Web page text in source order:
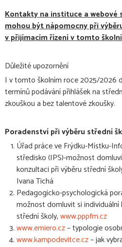
Kontakty na instituce a webové
mohou být nápomocny při
v přijímacím řízení v tomto
Důležité upozornění
I v tomto školním roce 2025/2026
termínů podávání přihlášek na
zkouškou a bez talentové zkoušky.
Poradenství při výběru střední
Úřad práce ve Frýdku-Místku-
středisko (IPS)-možnost
konzultaci při výběru střední
Ivana Tichá
Pedagogicko-psychologická
možnost domluvit si individuální
střední školy,www.pppfm.cz
www.emiero.cz– typologie
www.kampodevitce.cz– jak